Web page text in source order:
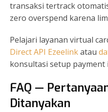
transaksi tertrack
zero overspend karena
Pelajari layanan virtual
Direct API Ezeelinkatau
konsultasi setup
FAQ —
Ditanyakan